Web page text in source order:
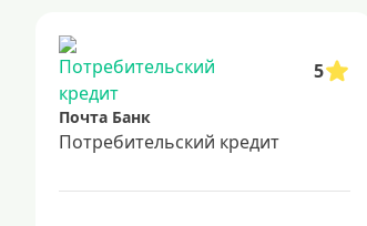
5
Почта Банк
Потребительский кредит